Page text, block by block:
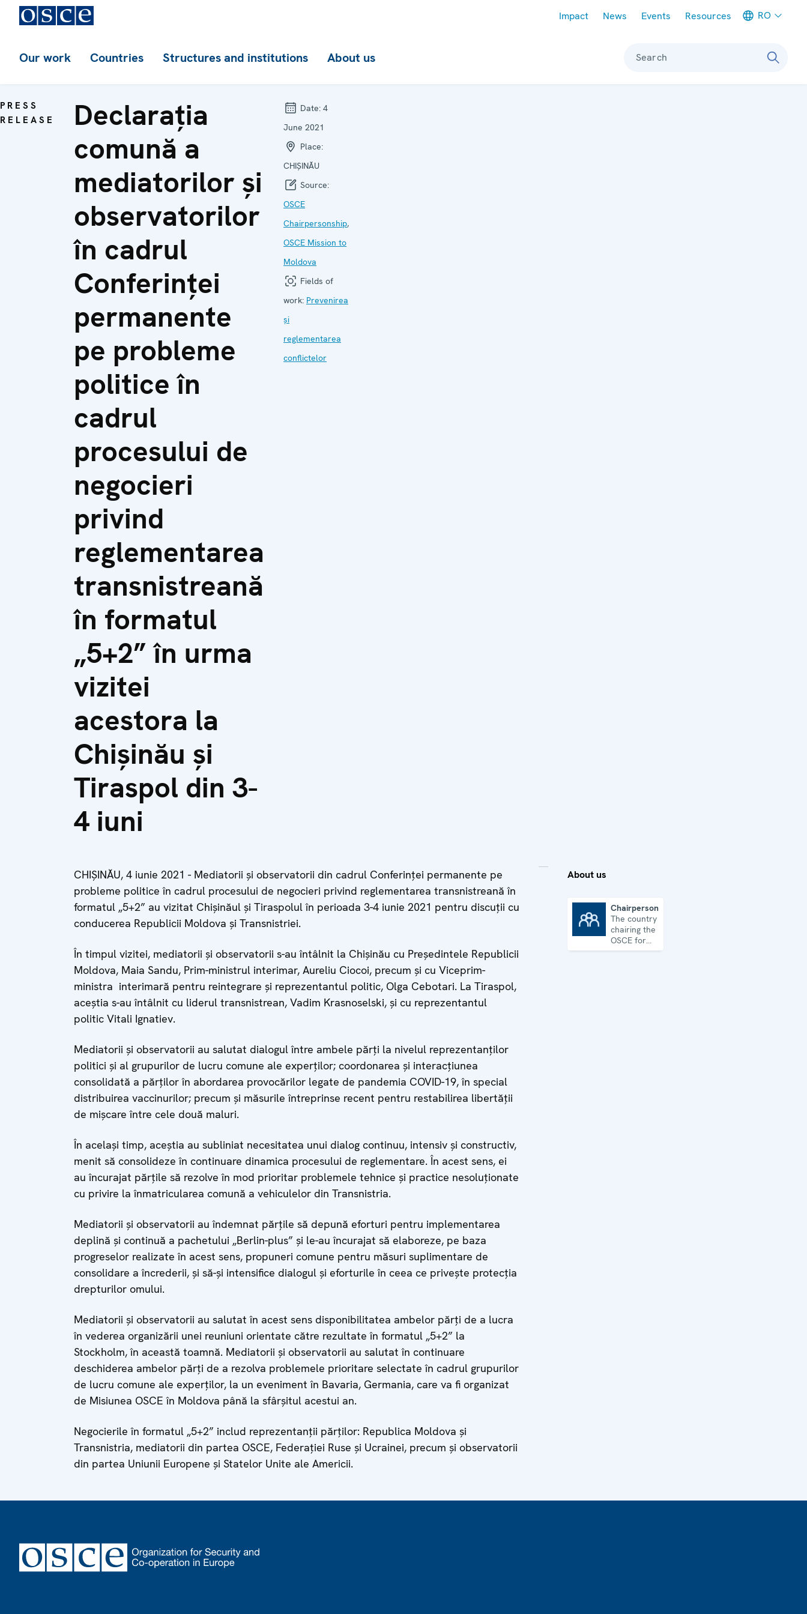
Impact News Events Resources RO
Our work Countries Structures and institutions About us Search
PRESS
RELEASE
Declarația
comună a
mediatorilor și
observatorilor
în cadrul
Conferinței
permanente
pe probleme
politice în
cadrul
procesului de
negocieri
privind
reglementarea
transnistreană
în formatul
„5+2” în urma
vizitei
acestora la
Chișinău și
Tiraspol din 3-
4 iuni
Date: 4
June 2021
Place:
CHIȘINĂU
Source:
OSCE
Chairpersonship,
OSCE Mission to
Moldova
Fields of
work: Prevenirea
și
reglementarea
conflictelor
CHIȘINĂU, 4 iunie 2021 - Mediatorii și observatorii din cadrul Conferinței permanente pe
probleme politice în cadrul procesului de negocieri privind reglementarea transnistreană în
formatul „5+2” au vizitat Chișinăul și Tiraspolul în perioada 3-4 iunie 2021 pentru discuții cu
conducerea Republicii Moldova și Transnistriei.
În timpul vizitei, mediatorii și observatorii s-au întâlnit la Chișinău cu Președintele Republicii
Moldova, Maia Sandu, Prim-ministrul interimar, Aureliu Ciocoi, precum și cu Viceprim-
ministra interimară pentru reintegrare și reprezentantul politic, Olga Cebotari. La Tiraspol,
aceștia s-au întâlnit cu liderul transnistrean, Vadim Krasnoselski, și cu reprezentantul
politic Vitali Ignatiev.
Mediatorii și observatorii au salutat dialogul între ambele părți la nivelul reprezentanților
politici și al grupurilor de lucru comune ale experților; coordonarea și interacțiunea
consolidată a părților în abordarea provocărilor legate de pandemia COVID-19, în special
distribuirea vaccinurilor; precum și măsurile întreprinse recent pentru restabilirea libertății
de mișcare între cele două maluri.
În același timp, aceștia au subliniat necesitatea unui dialog continuu, intensiv și constructiv,
menit să consolideze în continuare dinamica procesului de reglementare. În acest sens, ei
au încurajat părțile să rezolve în mod prioritar problemele tehnice și practice nesoluționate
cu privire la înmatricularea comună a vehiculelor din Transnistria.
Mediatorii și observatorii au îndemnat părțile să depună eforturi pentru implementarea
deplină și continuă a pachetului „Berlin-plus” și le-au încurajat să elaboreze, pe baza
progreselor realizate în acest sens, propuneri comune pentru măsuri suplimentare de
consolidare a încrederii, și să-și intensifice dialogul și eforturile în ceea ce privește protecția
drepturilor omului.
Mediatorii și observatorii au salutat în acest sens disponibilitatea ambelor părți de a lucra
în vederea organizării unei reuniuni orientate către rezultate în formatul „5+2” la
Stockholm, în această toamnă. Mediatorii și observatorii au salutat în continuare
deschiderea ambelor părți de a rezolva problemele prioritare selectate în cadrul grupurilor
de lucru comune ale experților, la un eveniment în Bavaria, Germania, care va fi organizat
de Misiunea OSCE în Moldova până la sfârșitul acestui an.
Negocierile în formatul „5+2” includ reprezentanții părților: Republica Moldova și
Transnistria, mediatorii din partea OSCE, Federației Ruse și Ucrainei, precum și observatorii
din partea Uniunii Europene și Statelor Unite ale Americii.
About us
Chairpersonship
The country
chairing the
OSCE for
one year